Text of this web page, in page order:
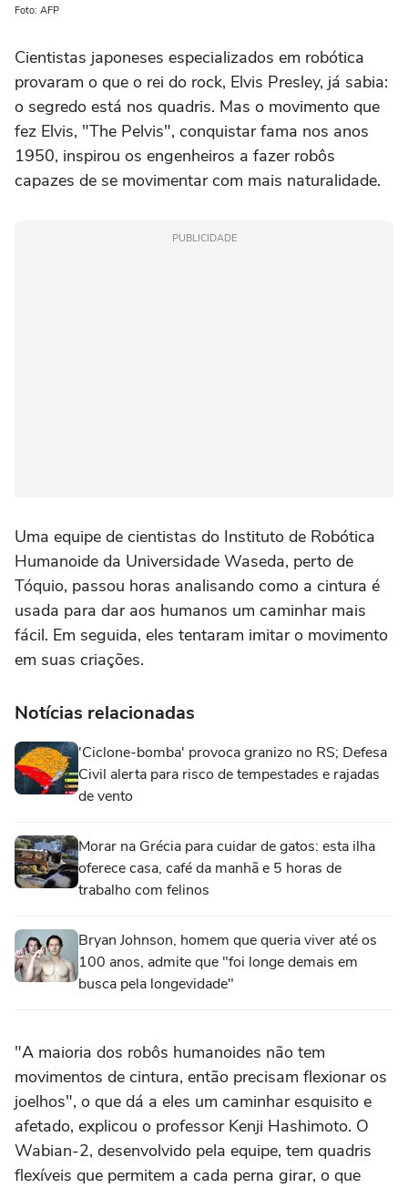
Foto: AFP
Cientistas japoneses especializados em robótica
provaram o que o rei do rock, Elvis Presley, já sabia:
o segredo está nos quadris. Mas o movimento que
fez Elvis, "The Pelvis", conquistar fama nos anos
1950, inspirou os engenheiros a fazer robôs
capazes de se movimentar com mais naturalidade.
PUBLICIDADE
Uma equipe de cientistas do Instituto de Robótica
Humanoide da Universidade Waseda, perto de
Tóquio, passou horas analisando como a cintura é
usada para dar aos humanos um caminhar mais
fácil. Em seguida, eles tentaram imitar o movimento
em suas criações.
Notícias relacionadas
'Ciclone-bomba' provoca granizo no RS; Defesa
Civil alerta para risco de tempestades e rajadas
de vento
Morar na Grécia para cuidar de gatos: esta ilha
oferece casa, café da manhã e 5 horas de
trabalho com felinos
Bryan Johnson, homem que queria viver até os
100 anos, admite que "foi longe demais em
busca pela longevidade"
"A maioria dos robôs humanoides não tem
movimentos de cintura, então precisam flexionar os
joelhos", o que dá a eles um caminhar esquisito e
afetado, explicou o professor Kenji Hashimoto. O
Wabian-2, desenvolvido pela equipe, tem quadris
flexíveis que permitem a cada perna girar, o que